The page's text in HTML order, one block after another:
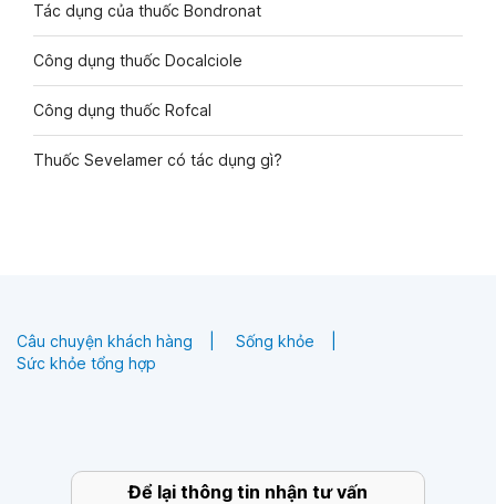
Tác dụng của thuốc Bondronat
Công dụng thuốc Docalciole
Công dụng thuốc Rofcal
Thuốc Sevelamer có tác dụng gì?
Câu chuyện khách hàng
Sống khỏe
Sức khỏe tổng hợp